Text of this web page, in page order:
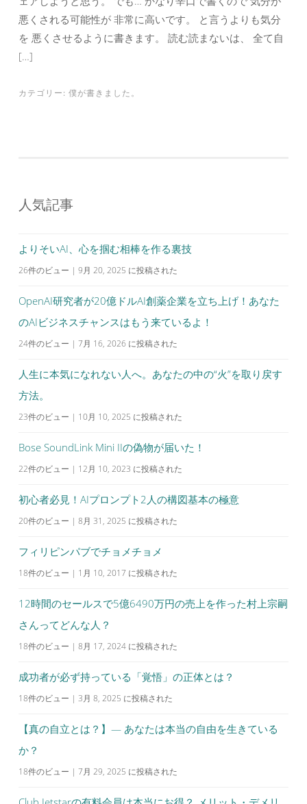
悪くされる可能性が 非常に高いです。 と言うよりも気分
を 悪くさせるように書きます。 読む読まないは、 全て自
[…]
カテゴリー: 僕が書きました。
人気記事
よりそいAI、心を掴む相棒を作る裏技
26件のビュー | 9月 20, 2025 に投稿された
OpenAI研究者が20億ドルAI創薬企業を立ち上げ！あなた
のAIビジネスチャンスはもう来ているよ！
24件のビュー | 7月 16, 2026 に投稿された
人生に本気になれない人へ。あなたの中の“火”を取り戻す
方法。
23件のビュー | 10月 10, 2025 に投稿された
Bose SoundLink Mini IIの偽物が届いた！
22件のビュー | 12月 10, 2023 に投稿された
初心者必見！AIプロンプト2人の構図基本の極意
20件のビュー | 8月 31, 2025 に投稿された
フィリピンパブでチョメチョメ
18件のビュー | 1月 10, 2017 に投稿された
12時間のセールスで5億6490万円の売上を作った村上宗嗣
さんってどんな人？
18件のビュー | 8月 17, 2024 に投稿された
成功者が必ず持っている「覚悟」の正体とは？
18件のビュー | 3月 8, 2025 に投稿された
【真の自立とは？】— あなたは本当の自由を生きている
か？
18件のビュー | 7月 29, 2025 に投稿された